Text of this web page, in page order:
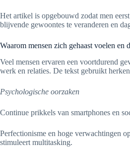
Het artikel is opgebouwd zodat men
blijvende gewoontes te veranderen en
Waarom mensen zich gehaast voelen en
Veel mensen ervaren een voortdurend
werk en relaties. De tekst gebruikt
Psychologische oorzaken
Continue prikkels van smartphones en
Perfectionisme en hoge verwachtingen
stimuleert multitasking.